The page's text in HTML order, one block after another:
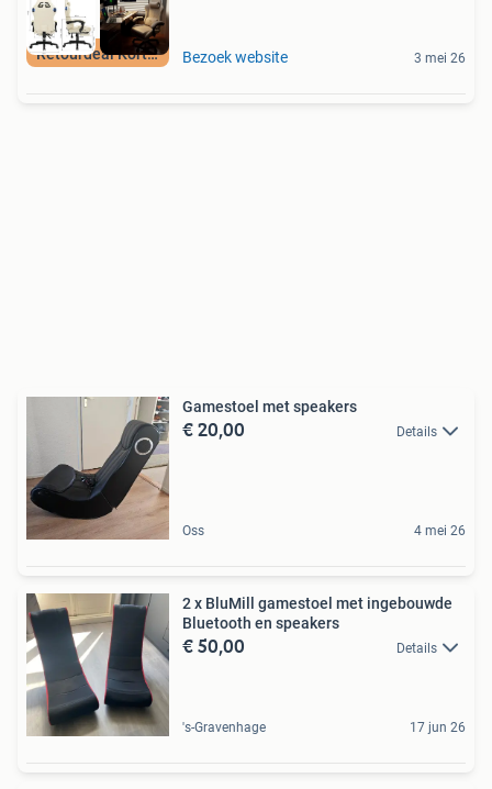
Retourdeal Korting Bezoek website 3 mei 26
Gamestoel met speakers
€ 20,00 Details
Oss 4 mei 26
2 x BluMill gamestoel met ingebouwde
Bluetooth en speakers
€ 50,00 Details
's-Gravenhage 17 jun 26